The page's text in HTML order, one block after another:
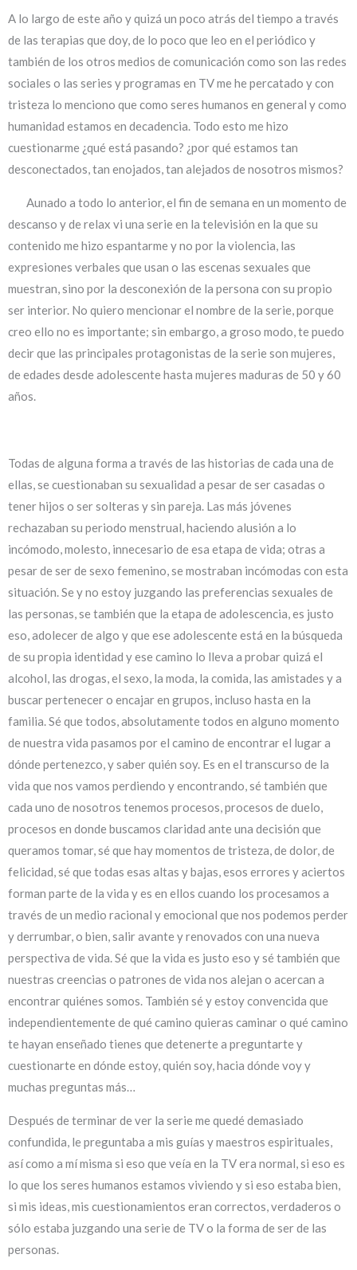
A lo largo de este año y quizá un poco atrás del tiempo a través
de las terapias que doy, de lo poco que leo en el periódico y
también de los otros medios de comunicación como son las redes
sociales o las series y programas en TV me he percatado y con
tristeza lo menciono que como seres humanos en general y como
humanidad estamos en decadencia. Todo esto me hizo
cuestionarme ¿qué está pasando? ¿por qué estamos tan
desconectados, tan enojados, tan alejados de nosotros mismos?
Aunado a todo lo anterior, el fin de semana en un momento de
descanso y de relax vi una serie en la televisión en la que su
contenido me hizo espantarme y no por la violencia, las
expresiones verbales que usan o las escenas sexuales que
muestran, sino por la desconexión de la persona con su propio
ser interior. No quiero mencionar el nombre de la serie, porque
creo ello no es importante; sin embargo, a groso modo, te puedo
decir que las principales protagonistas de la serie son mujeres,
de edades desde adolescente hasta mujeres maduras de 50 y 60
años.
Todas de alguna forma a través de las historias de cada una de
ellas, se cuestionaban su sexualidad a pesar de ser casadas o
tener hijos o ser solteras y sin pareja. Las más jóvenes
rechazaban su periodo menstrual, haciendo alusión a lo
incómodo, molesto, innecesario de esa etapa de vida; otras a
pesar de ser de sexo femenino, se mostraban incómodas con esta
situación. Se y no estoy juzgando las preferencias sexuales de
las personas, se también que la etapa de adolescencia, es justo
eso, adolecer de algo y que ese adolescente está en la búsqueda
de su propia identidad y ese camino lo lleva a probar quizá el
alcohol, las drogas, el sexo, la moda, la comida, las amistades y a
buscar pertenecer o encajar en grupos, incluso hasta en la
familia. Sé que todos, absolutamente todos en alguno momento
de nuestra vida pasamos por el camino de encontrar el lugar a
dónde pertenezco, y saber quién soy. Es en el transcurso de la
vida que nos vamos perdiendo y encontrando, sé también que
cada uno de nosotros tenemos procesos, procesos de duelo,
procesos en donde buscamos claridad ante una decisión que
queramos tomar, sé que hay momentos de tristeza, de dolor, de
felicidad, sé que todas esas altas y bajas, esos errores y aciertos
forman parte de la vida y es en ellos cuando los procesamos a
través de un medio racional y emocional que nos podemos perder
y derrumbar, o bien, salir avante y renovados con una nueva
perspectiva de vida. Sé que la vida es justo eso y sé también que
nuestras creencias o patrones de vida nos alejan o acercan a
encontrar quiénes somos. También sé y estoy convencida que
independientemente de qué camino quieras caminar o qué camino
te hayan enseñado tienes que detenerte a preguntarte y
cuestionarte en dónde estoy, quién soy, hacia dónde voy y
muchas preguntas más…
Después de terminar de ver la serie me quedé demasiado
confundida, le preguntaba a mis guías y maestros espirituales,
así como a mí misma si eso que veía en la TV era normal, si eso es
lo que los seres humanos estamos viviendo y si eso estaba bien,
si mis ideas, mis cuestionamientos eran correctos, verdaderos o
sólo estaba juzgando una serie de TV o la forma de ser de las
personas.